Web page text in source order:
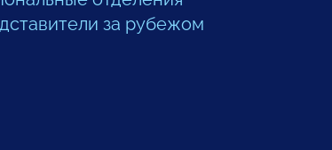
за рубежом